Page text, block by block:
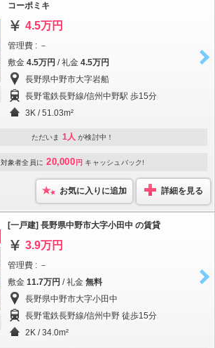
コーポミキ
4.5万円
管理費 : －
敷金 4.5万円 / 礼金 4.5万円
長野県中野市大字岩船
長野電鉄長野線/信州中野駅 歩15分
3K / 51.03m²
ただいま 1人 が検討中！
対象者全員に 20,000 円 キャッシュバック!
お気に入りに追加 詳細を見る
[一戸建] 長野県中野市大字小田中 の賃貸
3.9万円
管理費 : －
敷金 11.7万円 / 礼金 無料
長野県中野市大字小田中
長野電鉄長野線/信州中野 徒歩15分
2K / 34.0m²